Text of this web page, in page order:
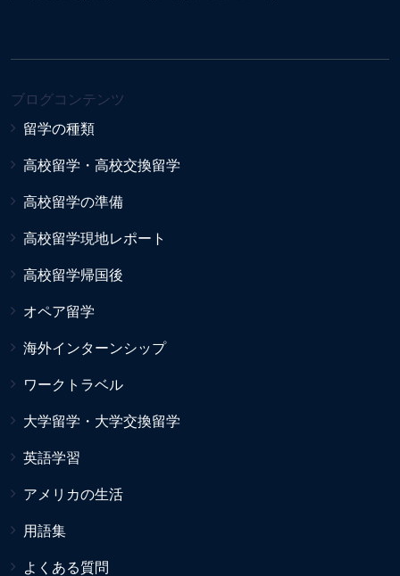
ブログコンテンツ
留学の種類
高校留学・高校交換留学
高校留学の準備
高校留学現地レポート
高校留学帰国後
オペア留学
海外インターンシップ
ワークトラベル
大学留学・大学交換留学
英語学習
アメリカの生活
用語集
よくある質問